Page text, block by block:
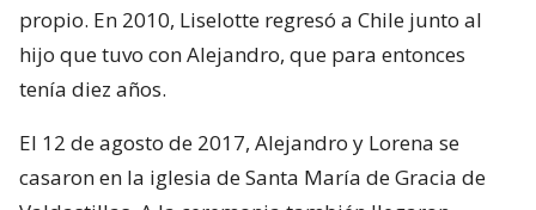
propio. En 2010, Liselotte regresó a Chile junto al
hijo que tuvo con Alejandro, que para entonces
tenía diez años.
El 12 de agosto de 2017, Alejandro y Lorena se
casaron en la iglesia de Santa María de Gracia de